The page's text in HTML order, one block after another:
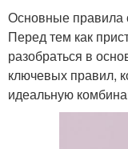
Основные правила
Перед тем как
разобраться в
ключевых правил,
идеальную